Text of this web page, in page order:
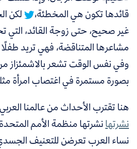
قائدها تكون هي المخطئة،
لكن
غير صحيح، حتى زوجة القائد، التي
مشاعرها المتناقضة، فهي تريد طفلًا
وفي نفس الوقت تشعر بالاشمئزاز
بصورة مستمرة في اغتصاب امرأة
هنا تقترب الأحداث من عالمنا
نشرتها
نساء العرب تعرضن للتعنيف